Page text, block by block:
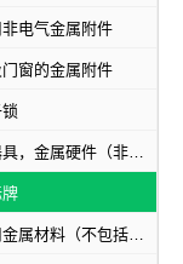
电气金属附件
窗的金属附件
金属器具，金属硬件（非机器零件）
焊接用金属材料（不包括塑料焊丝）